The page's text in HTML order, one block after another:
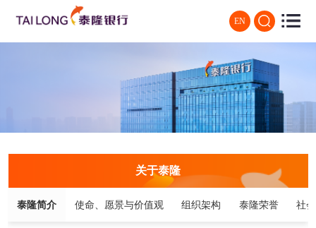
EN
关于泰隆
泰隆简介 使命、愿景与价值观 组织架构 泰隆荣誉 社